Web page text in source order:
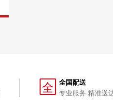
全
全国配送
专业服务 精准送